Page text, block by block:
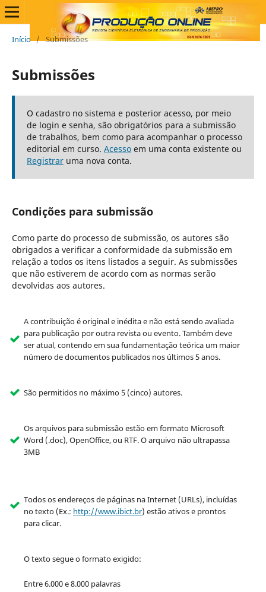
Início / Submissões
Submissões
O cadastro no sistema e posterior acesso, por meio
de login e senha, são obrigatórios para a submissão
de trabalhos, bem como para acompanhar o processo
editorial em curso. Acessoem uma conta existente ou
Registraruma nova conta.
Condições para submissão
Como parte do processo de submissão, os autores são
obrigados a verificar a conformidade da submissão em
relação a todos os itens listados a seguir. As submissões
que não estiverem de acordo com as normas serão
devolvidas aos autores.
A contribuição é original e inédita e não está sendo avaliada
para publicação por outra revista ou evento. Também deve
ser atual, contendo em sua fundamentação teórica um maior
número de documentos publicados nos últimos 5 anos.
São permitidos no máximo 5 (cinco) autores.
Os arquivos para submissão estão em formato Microsoft
Word (.doc), OpenOffice, ou RTF. O arquivo não ultrapassa
3MB
Todos os endereços de páginas na Internet (URLs), incluídas
no texto (Ex.: http://www.ibict.br) estão ativos e prontos
para clicar.
O texto segue o formato exigido:
Entre 6.000 e 8.000 palavras